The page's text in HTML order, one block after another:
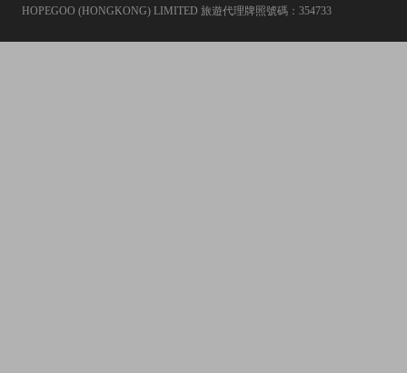
HOPEGOO (HONGKONG) LIMITED 旅遊代理牌照號碼：354733